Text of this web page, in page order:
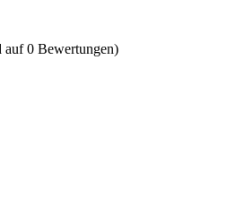
auf 0 Bewertungen)